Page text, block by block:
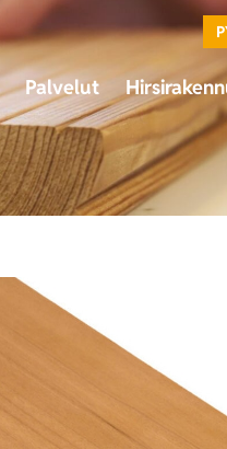
Palvelut